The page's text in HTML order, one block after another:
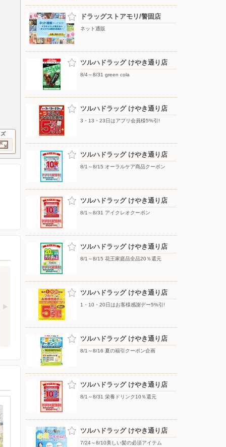
ドラッグストアモリ/警固店
ネット通販
ツルハドラッグ けやき通り店
8/4～8/31 green cola
ツルハドラッグ けやき通り店
3・13・23日はアプリ会員様5%引!
ツルハドラッグ けやき通り店
8/1～8/15 オーラルケア商品クーポン
ツルハドラッグ けやき通り店
8/1～8/31 アイクレオクーポン
ツルハドラッグ けやき通り店
8/1～8/15 花王家庭品全品20％還元
ツルハドラッグ けやき通り店
1・10・20日はお客様感謝デー5%引!
ツルハドラッグ けやき通り店
8/1～8/16 夏の福引クーポン企画
ツルハドラッグ けやき通り店
8/1～8/31 栄養ドリンク10％還元
ツルハドラッグ けやき通り店
7/24～8/10美しい髪の必須アイテム